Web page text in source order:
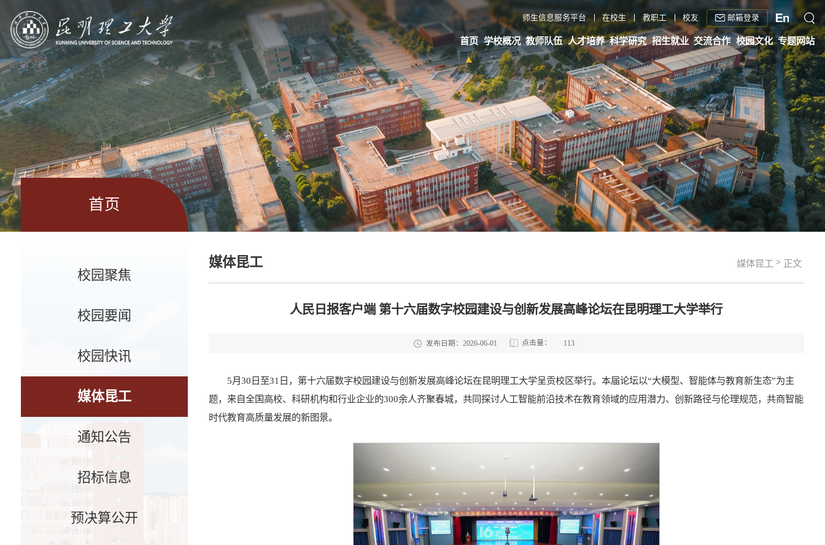
师生信息服务平台 在校生 教职工 校友 邮箱登录
首页 学校概况 教师队伍 人才培养 科学研究 招生就业 交流合作 校园文化 专题网站
首页
校园聚焦
校园要闻
校园快讯
媒体昆工
通知公告
招标信息
预决算公开
媒体昆工 > 正文
媒体昆工
人民日报客户端 第十六届数字校园建设与创新发展高峰论坛在昆明理工大学举行
发布日期：2026-06-01 点击量： 113
5月30日至31日，第十六届数字校园建设与创新发展高峰论坛在昆明理工大学呈贡校区举行。本届论坛以“大模型、智能体与教育新生态”为主
题，来自全国高校、科研机构和行业企业的300余人齐聚春城，共同探讨人工智能前沿技术在教育领域的应用潜力、创新路径与伦理规范，共商智能
时代教育高质量发展的新图景。